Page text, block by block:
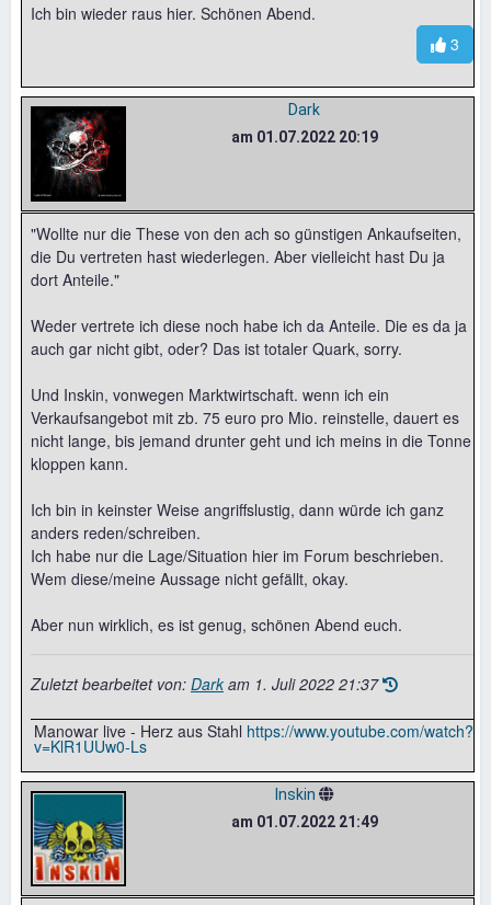
Ich bin wieder raus hier. Schönen Abend.
3
Dark
am 01.07.2022 20:19
"Wollte nur die These von den ach so günstigen Ankaufseiten,
die Du vertreten hast wiederlegen. Aber vielleicht hast Du ja
dort Anteile."
Weder vertrete ich diese noch habe ich da Anteile. Die es da ja
auch gar nicht gibt, oder? Das ist totaler Quark, sorry.
Und Inskin, vonwegen Marktwirtschaft. wenn ich ein
Verkaufsangebot mit zb. 75 euro pro Mio. reinstelle, dauert es
nicht lange, bis jemand drunter geht und ich meins in die Tonne
kloppen kann.
Ich bin in keinster Weise angriffslustig, dann würde ich ganz
anders reden/schreiben.
Ich habe nur die Lage/Situation hier im Forum beschrieben.
Wem diese/meine Aussage nicht gefällt, okay.
Aber nun wirklich, es ist genug, schönen Abend euch.
Zuletzt bearbeitet von: Dark am 1. Juli 2022 21:37
Manowar live - Herz aus Stahl https://www.youtube.com/watch?
v=KlR1UUw0-Ls
Inskin
am 01.07.2022 21:49